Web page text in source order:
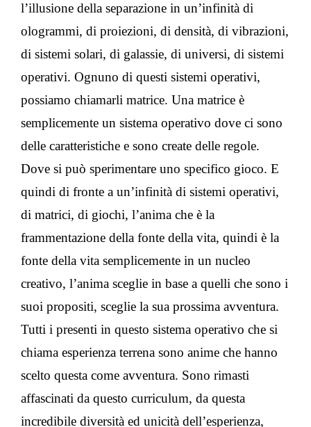
l’illusione della separazione in un’infinità di
ologrammi, di proiezioni, di densità, di vibrazioni,
di sistemi solari, di galassie, di universi, di sistemi
operativi. Ognuno di questi sistemi operativi,
possiamo chiamarli matrice. Una matrice è
semplicemente un sistema operativo dove ci sono
delle caratteristiche e sono create delle regole.
Dove si può sperimentare uno specifico gioco. E
quindi di fronte a un’infinità di sistemi operativi,
di matrici, di giochi, l’anima che è la
frammentazione della fonte della vita, quindi è la
fonte della vita semplicemente in un nucleo
creativo, l’anima sceglie in base a quelli che sono i
suoi propositi, sceglie la sua prossima avventura.
Tutti i presenti in questo sistema operativo che si
chiama esperienza terrena sono anime che hanno
scelto questa come avventura. Sono rimasti
affascinati da questo curriculum, da questa
incredibile diversità ed unicità dell’esperienza,